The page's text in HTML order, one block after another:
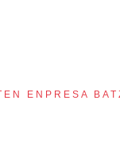
ENPRESA